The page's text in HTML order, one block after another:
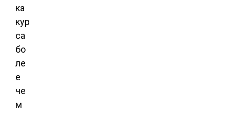
ка
кур
са
бо
ле
е
че
м